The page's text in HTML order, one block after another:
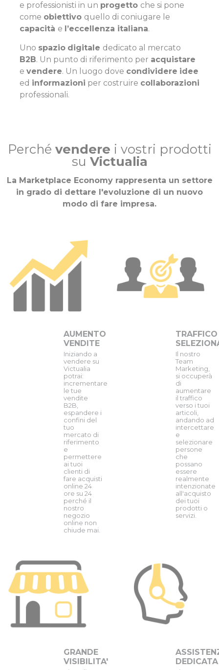
e professionisti in un progetto che si pone
come obiettivo quello di coniugare le
capacità e l’eccellenza italiana.
Uno spazio digitale dedicato al mercato
B2B. Un punto di riferimento per acquistare
e vendere. Un luogo dove condividere idee
ed informazioni per costruire collaborazioni
professionali.
Perché vendere i vostri prodotti
su Victualia
La Marketplace Economy rappresenta un settore
in grado di dettare l'evoluzione di un nuovo
modo di fare impresa.
AUMENTO
VENDITE
Iniziando a
vendere su
Victualia
potrai:
incrementare
le tue
vendite
B2B,
espandere i
confini del
tuo
mercato di
riferimento
e
permettere
ai tuoi
clienti di
fare acquisti
online 24
ore su 24
perché il
nostro
negozio
online non
chiude mai.
TRAFFICO
Il nostro
Team
Marketing,
si occuperà
di
aumentare
il traffico
verso i tuoi
articoli,
andando ad
intercettare
e
selezionare
persone
che
possano
essere
realmente
intenzionate
all'acquisto
dei tuoi
prodotti o
servizi.
GRANDE
VISIBILITA'
DEDICATA